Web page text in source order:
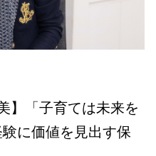
】「子育ては未来を
に価値を見出す保